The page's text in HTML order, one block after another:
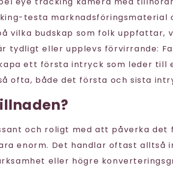
testa marknadsföringsmaterial
vilka budskap som folk uppfattar,
tydligt eller upplevs förvirrande:
ett första intryck som leder till
ofta, både det första och sista
och roligt med att påverka
enorm. Det handlar oftast alltså
eller högre